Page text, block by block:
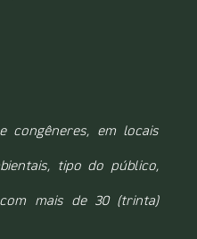
congêneres, em locais
tipo do público,
mais de 30 (trinta)